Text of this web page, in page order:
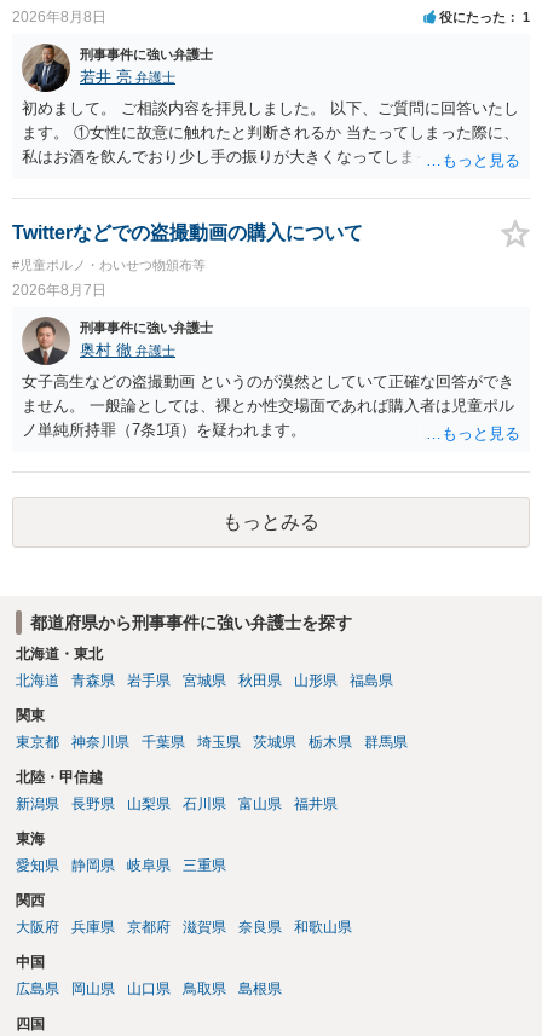
面の話なので，防犯カメラの映像で決められることはありません。本
人の話（故意を否認する話）が実際の状況と矛盾しないかだけの話で
す。 ②について 犯人性が特定できませんから，逮捕や呼出の可能性は
ないと思います。 ③について ②がないので，③はそもそもないことが
前提なので，期間も考えなくて大丈夫です。 というわけで，本件は大
丈夫ですから，今後，同じような不安に襲われることがないように気
をつけてくださいね。それが一番大事です。
合わせて進めるのが，裁判の観点では一番効果的だと思います。 適応
状に関しての話になると思いますので，弁護人の方と相談してみまし
ょう。
2026年8月8日 役にたった 1
刑事事件に強い弁護士
若井 亮 弁護士
初めまして。 ご相談内容を拝見しました。 以下、ご質問に回答いたし
ます。 ①女性に故意に触れたと判断されるか 当たってしまった際に、
私はお酒を飲んでおり少し手の振りが大きくなってしまっていたこと
いた場合、故意だと判定されやすいのでしょうか？ お伺いする限り、
故意があると判断されることは無いかと思います。 ②逮捕、呼び出し
捕、呼び出しされる可能性はどれほどでしょうか？ 誤って当たってし
まっただけであり、さらにその場で女性等のアクションが無かったこ
とからすると、この後に呼び出される可能性は極めて低いと思いま
す。 ③逮捕呼び出しまでの期間 大体どれほどの期間逮捕呼び出しの可
能性があると考えれば良いのでしょうか？ 逮捕や呼び出しの可能性は
極めて低いと思います。 連絡が来ることはないでしょう。
Twitterなどでの盗撮動画の購入について
#児童ポルノ・わいせつ物頒布等
2026年8月7日
刑事事件に強い弁護士
奥村 徹 弁護士
女子高生などの盗撮動画 というのが漠然としていて正確な回答ができ
ません。 一般論としては、裸とか性交場面であれば購入者は児童ポル
ノ単純所持罪（7条1項）を疑われます。
もっとみる
都道府県から刑事事件に強い弁護士を探す
北海道・東北
北海道
青森県 岩手県 宮城県 秋田県 山形県 福島県
関東
東京都
神奈川県 千葉県 埼玉県 茨城県 栃木県 群馬県
北陸・甲信越
新潟県
長野県 山梨県 石川県 富山県 福井県
東海
愛知県
静岡県 岐阜県 三重県
関西
大阪府
兵庫県 京都府 滋賀県 奈良県 和歌山県
中国
広島県
岡山県 山口県 鳥取県 島根県
四国